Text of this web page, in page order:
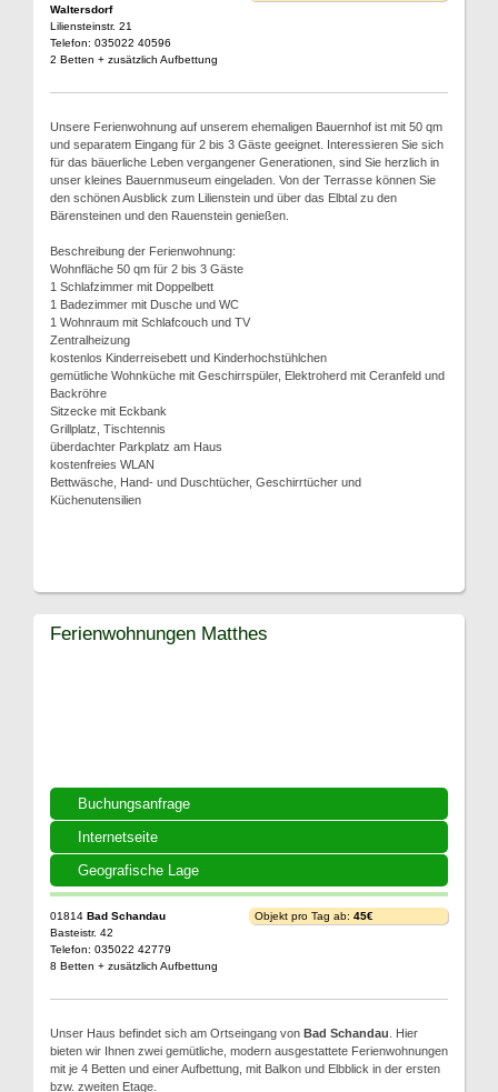
Waltersdorf
Liliensteinstr. 21
Telefon: 035022 40596
2 Betten + zusätzlich Aufbettung
Unsere Ferienwohnung auf unserem ehemaligen Bauernhof ist mit 50 qm
und separatem Eingang für 2 bis 3 Gäste geeignet. Interessieren Sie sich
für das bäuerliche Leben vergangener Generationen, sind Sie herzlich in
unser kleines Bauernmuseum eingeladen. Von der Terrasse können Sie
den schönen Ausblick zum Lilienstein und über das Elbtal zu den
Bärensteinen und den Rauenstein genießen.
Beschreibung der Ferienwohnung:
Wohnfläche 50 qm für 2 bis 3 Gäste
1 Schlafzimmer mit Doppelbett
1 Badezimmer mit Dusche und WC
1 Wohnraum mit Schlafcouch und TV
Zentralheizung
kostenlos Kinderreisebett und Kinderhochstühlchen
gemütliche Wohnküche mit Geschirrspüler, Elektroherd mit Ceranfeld und
Backröhre
Sitzecke mit Eckbank
Grillplatz, Tischtennis
überdachter Parkplatz am Haus
kostenfreies WLAN
Bettwäsche, Hand- und Duschtücher, Geschirrtücher und
Küchenutensilien
Buchungsanfrage
Internetseite
Geografische Lage
Ferienwohnungen Matthes
01814 Bad Schandau
Basteistr. 42
Telefon: 035022 42779
8 Betten + zusätzlich Aufbettung
Objekt pro Tag ab: 45€
Unser Haus befindet sich am Ortseingang von Bad Schandau . Hier
bieten wir Ihnen zwei gemütliche, modern ausgestattete Ferienwohnungen
mit je 4 Betten und einer Aufbettung, mit Balkon und Elbblick in der ersten
bzw. zweiten Etage.